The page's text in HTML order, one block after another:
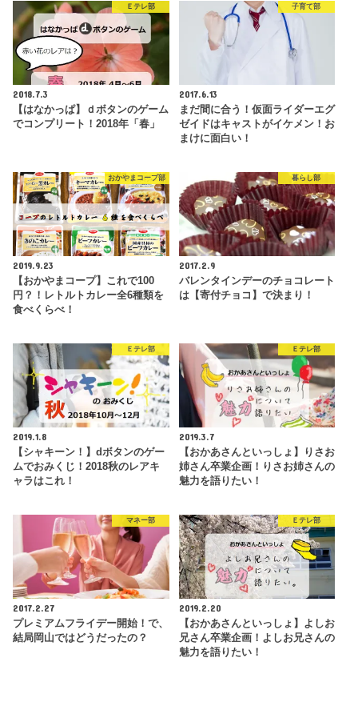
Ｅテレ部
2018.7.3
【はなかっぱ】ｄボタンのゲーム
でコンプリート！2018年「春」
子育て部
2017.6.13
まだ間に合う！仮面ライダーエグ
ゼイドはキャストがイケメン！お
まけに面白い！
おかやまコープ部
2019.9.23
【おかやまコープ】これで100
円？！レトルトカレー全6種類を
食べくらべ！
暮らし部
2017.2.9
バレンタインデーのチョコレート
は【寄付チョコ】で決まり！
Ｅテレ部
2019.1.8
【シャキーン！】dボタンのゲー
ムでおみくじ！2018秋のレアキ
ャラはこれ！
Ｅテレ部
2019.3.7
【おかあさんといっしょ】りさお
姉さん卒業企画！りさお姉さんの
魅力を語りたい！
マネー部
2017.2.27
プレミアムフライデー開始！で、
結局岡山ではどうだったの？
Ｅテレ部
2019.2.20
【おかあさんといっしょ】よしお
兄さん卒業企画！よしお兄さんの
魅力を語りたい！